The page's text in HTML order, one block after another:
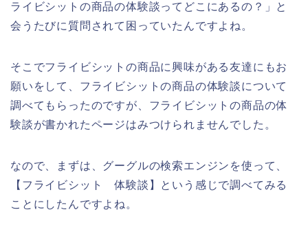
ライビシットの商品の体験談ってどこにあるの？」と
会うたびに質問されて困っていたんですよね。
そこでフライビシットの商品に興味がある友達にもお
願いをして、フライビシットの商品の体験談について
調べてもらったのですが、フライビシットの商品の体
験談が書かれたページはみつけられませんでした。
なので、まずは、グーグルの検索エンジンを使って、
【フライビシット 体験談】という感じで調べてみる
ことにしたんですよね。